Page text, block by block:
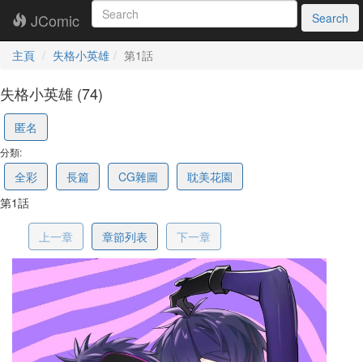
JComic Search
主頁 失格小英雄 第1話
失格小英雄 (74)
匿名
分類:
全彩 長篇 CG雜圖
耽美花園
第1話
上一章 章節列表 下一章